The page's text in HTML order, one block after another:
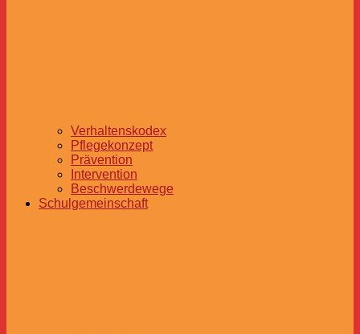
Verhaltenskodex
Pflegekonzept
Prävention
Intervention
Beschwerdewege
Schulgemeinschaft